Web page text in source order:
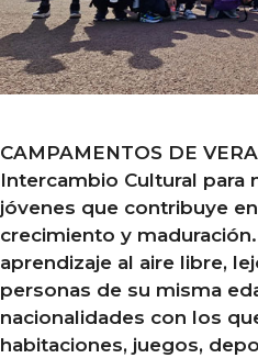
CAMPAMENTOS DE
Intercambio Cultural para
jóvenes que contribuye
crecimiento y
aprendizaje al aire libre,
personas de su misma
nacionalidades con los
habitaciones, juegos,